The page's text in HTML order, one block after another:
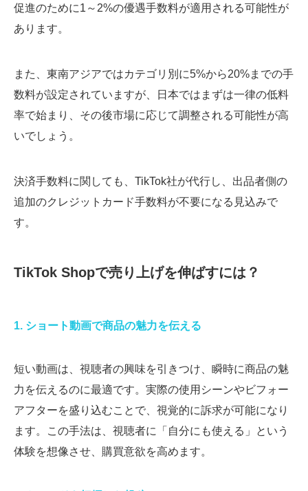
促進のために1～2%の優遇手数料が適用される可能性が
あります。
また、東南アジアではカテゴリ別に5%から20%までの手
数料が設定されていますが、日本ではまずは一律の低料
率で始まり、その後市場に応じて調整される可能性が高
いでしょう。
決済手数料に関しても、TikTok社が代行し、出品者側の
追加のクレジットカード手数料が不要になる見込みで
す。
TikTok Shopで売り上げを伸ばすには？
1. ショート動画で商品の魅力を伝える
短い動画は、視聴者の興味を引きつけ、瞬時に商品の魅
力を伝えるのに最適です。実際の使用シーンやビフォー
アフターを盛り込むことで、視覚的に訴求が可能になり
ます。この手法は、視聴者に「自分にも使える」という
体験を想像させ、購買意欲を高めます。